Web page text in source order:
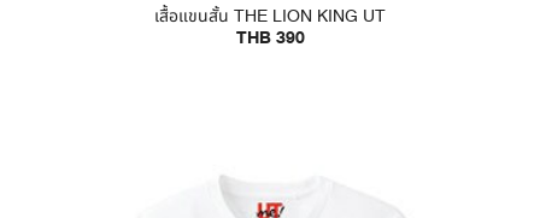
เสื้อแขนสั้น THE LION KING UT
THB 390